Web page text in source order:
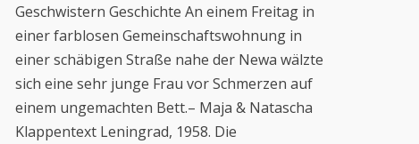
Geschwistern Geschichte An einem Freitag in
einer farblosen Gemeinschaftswohnung in
einer schäbigen Straße nahe der Newa wälzte
sich eine sehr junge Frau vor Schmerzen auf
einem ungemachten Bett.– Maja & Natascha
Klappentext Leningrad, 1958. Die